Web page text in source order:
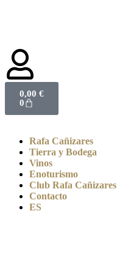
0,00 €
0
Rafa Cañizares
Tierra y Bodega
Vinos
Enoturismo
Club Rafa Cañizares
Contacto
ES